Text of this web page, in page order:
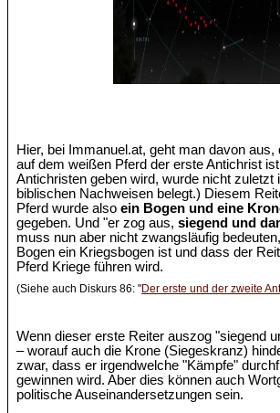
Hier, bei Immanuel.at, geht man davon
auf dem weißen Pferd der erste Antichrist
Antichristen geben wird, wurde nicht zuletzt
biblischen Nachweisen belegt.) Diesem
Pferd wurde alsoein Bogen und eine
gegeben. Und "er zog aus,siegend und
muss nun aber nicht zwangsläufig
Bogen ein Kriegsbogen ist und dass der
Pferd Kriege führen wird.
(Siehe auch Diskurs 86: "Der erste und der zweite
Wenn dieser erste Reiter auszog "siegend
– worauf auch die Krone (Siegeskranz)
zwar, dass er irgendwelche "Kämpfe"
gewinnen wird. Aber dies können auch
politische Auseinandersetzungen sein.